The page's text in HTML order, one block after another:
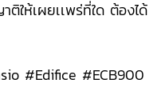
ให้เผยเเพร่ที่ใด ต้องได้
#Edifice #ECB900